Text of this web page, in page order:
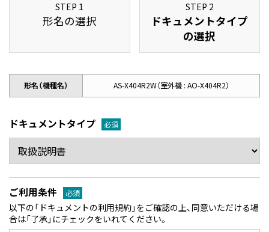
STEP 1
形名の選択
STEP 2
ドキュメントタイプ
の選択
形名（機種名） AS-X404R2W（室外機 : AO-X404R2）
ドキュメントタイプ 必須
ご利用条件 必須
以下の「ドキュメントの利用規約」をご確認の上、同意いただける場
合は「了承」にチェックをいれてください。